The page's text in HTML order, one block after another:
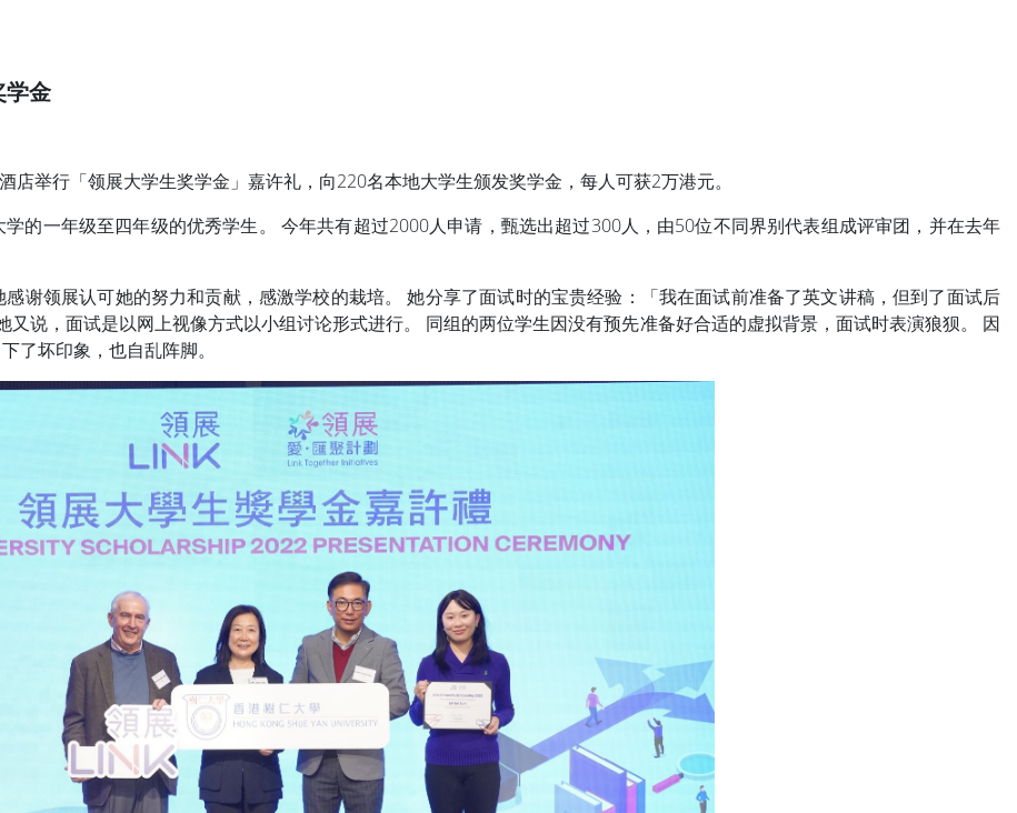
学金
举行「领展大学生奖学金」嘉许礼，向220名本地大学生颁发奖学金，每人可获2万港元。
的一年级至四年级的优秀学生。 今年共有超过2000人申请，甄选出超过300人，由50位不同界别代表组成评审团，并在去年
谢领展认可她的努力和贡献，感激学校的栽培。 她分享了面试时的宝贵经验：「我在面试前准备了英文讲稿，但到了面试后
说，面试是以网上视像方式以小组讨论形式进行。 同组的两位学生因没有预先准备好合适的虚拟背景，面试时表演狼狈。 因
了坏印象，也自乱阵脚。